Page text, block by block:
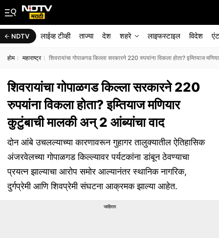
NDTV लाईव्ह टीव्ही ताज्या देश शहरे लाइफस्टाइल विदेश
होम महाराष्ट्र शिवरायांचा गोपाळगड किल्ला सरकारने 220 रुपयांना विकला होता? इम्तियाज
शिवरायांचा गोपाळगड किल्ला सरकारने 220
रुपयांना विकला होता? इम्तियाज मणियार
कुटुंबाची मालकी अन् 2 आंब्यांचा वाद
दोन आंबे उचलल्याच्या कारणावरून गुहागर तालुक्यातील ऐतिहासिक
अंजरवेलच्या गोपाळगड किल्ल्यावर पर्यटकांना डांबून ठेवण्याचा
प्रयत्न झाल्याचा आरोप समोर आल्यानंतर स्थानिक नागरिक,
दुर्गप्रेमी आणि शिवप्रेमी संघटना आक्रमक झाल्या आहेत.
जाहिरात